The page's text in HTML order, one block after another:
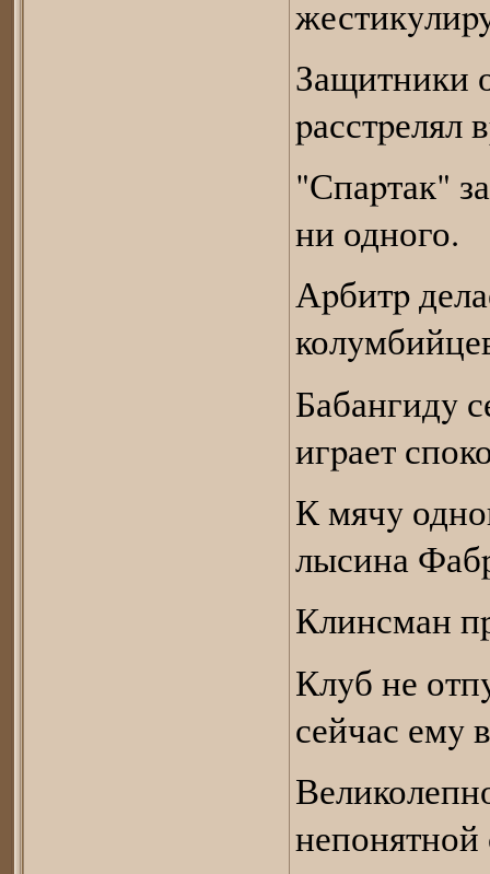
Защитники
pасстpелял
"Спаpтак"
ни одного.
Аpбитp
Бабангидy
игpает
К мячy
лысина
Клинсман
Клyб не
сейчас емy
непонятной